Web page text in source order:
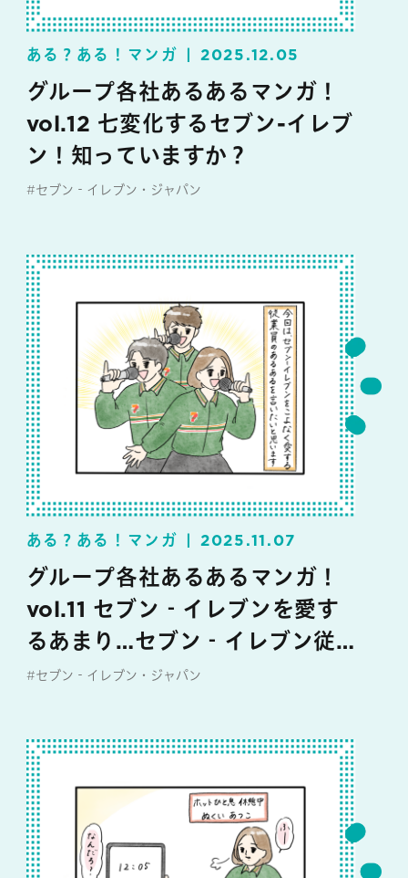
ある？ある！マンガ 2025.12.05
グループ各社あるあるマンガ！
vol.12 七変化するセブン-イレブ
ン！知っていますか？
#セブン‐イレブン・ジャパン
ある？ある！マンガ 2025.11.07
グループ各社あるあるマンガ！
vol.11 セブン‐イレブンを愛す
るあまり…セブン‐イレブン従
業員あるある
#セブン‐イレブン・ジャパン